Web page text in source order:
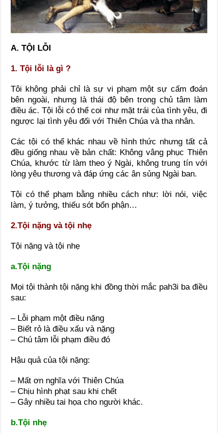
A. TỘI LỖI
1. Tội lỗi là gì ?
Tôi không phải chỉ là sự vi phạm một sự cấm đoán
bên ngoài, nhưng là thái độ bên trong chủ tâm làm
điều ác. Tội lỗi có thể coi như mặt trái của tình yêu, đi
ngược lại tình yêu đối với Thiên Chúa và tha nhân.
Các tội có thể khác nhau về hình thức nhưng tất cả
đều giống nhau về bản chất: Không vâng phục Thiên
Chúa, khước từ làm theo ý Ngài, không trung tín với
lòng yêu thương và đáp ứng các ân sủng Ngài ban.
Tội có thể phạm bằng nhiều cách như: lời nói, việc
làm, ý tưởng, thiếu sót bổn phận…
2.Tội nặng và tội nhẹ
Tội nặng và tội nhẹ
a.Tội nặng
Mọi tội thành tội nặng khi đồng thời mắc pah3i ba điều
sau:
– Lỗi phạm một điều nặng
– Biết rỏ là điều xấu và nặng
– Chú tâm lỗi phạm điều đó
Hậu quả của tội nặng:
– Mất ơn nghĩa với Thiên Chúa
– Chịu hình phạt sau khi chết
– Gây nhiều tai họa cho người khác.
b.Tội nhẹ